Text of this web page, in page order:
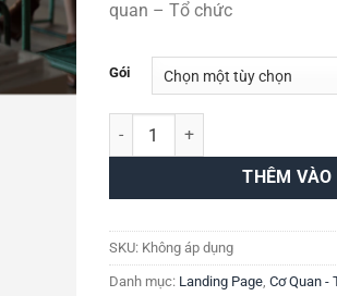
quan – Tổ chức
Gói
Giao Diện Website Cơ Quan,
THÊM
SKU: Không áp dụng
Danh mục: Landing Page, Cơ Quan -